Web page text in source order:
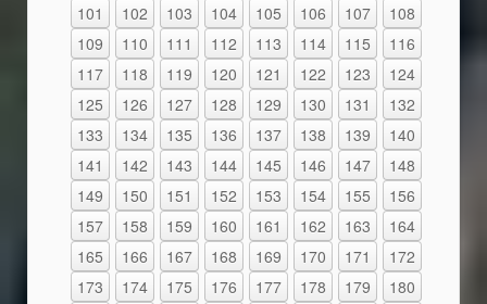
101
102 103 104 105 106 107
108
109
110 111 112 113 114 115
116
117
118 119 120 121 122 123
124
125
126 127 128 129 130 131
132
133
134 135 136 137 138 139
140
141
142 143 144 145 146 147
148
149
150 151 152 153 154 155
156
157
158 159 160 161 162 163
164
165
166 167 168 169 170 171
172
173
174 175 176 177 178 179
180